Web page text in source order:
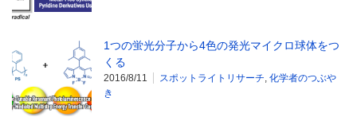
1つの蛍光分子から4色の発光マイクロ球体をつ
くる
2016/8/11 スポットライトリサーチ, 化学者のつぶや
き